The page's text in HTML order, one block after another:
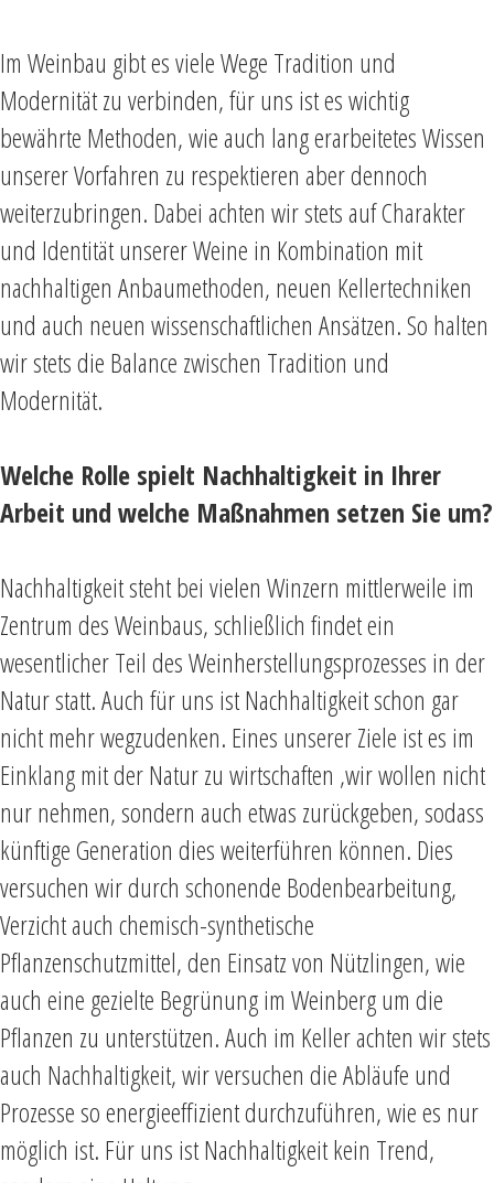
Im Weinbau gibt es viele Wege Tradition und
Modernität zu verbinden, für uns ist es wichtig
bewährte Methoden, wie auch lang erarbeitetes Wissen
unserer Vorfahren zu respektieren aber dennoch
weiterzubringen. Dabei achten wir stets auf Charakter
und Identität unserer Weine in Kombination mit
nachhaltigen Anbaumethoden, neuen Kellertechniken
und auch neuen wissenschaftlichen Ansätzen. So halten
wir stets die Balance zwischen Tradition und
Modernität.
Welche Rolle spielt Nachhaltigkeit in Ihrer
Arbeit und welche Maßnahmen setzen Sie um?
Nachhaltigkeit steht bei vielen Winzern mittlerweile im
Zentrum des Weinbaus, schließlich findet ein
wesentlicher Teil des Weinherstellungsprozesses in der
Natur statt. Auch für uns ist Nachhaltigkeit schon gar
nicht mehr wegzudenken. Eines unserer Ziele ist es im
Einklang mit der Natur zu wirtschaften ,wir wollen nicht
nur nehmen, sondern auch etwas zurückgeben, sodass
künftige Generation dies weiterführen können. Dies
versuchen wir durch schonende Bodenbearbeitung,
Verzicht auch chemisch-synthetische
Pflanzenschutzmittel, den Einsatz von Nützlingen, wie
auch eine gezielte Begrünung im Weinberg um die
Pflanzen zu unterstützen. Auch im Keller achten wir stets
auch Nachhaltigkeit, wir versuchen die Abläufe und
Prozesse so energieeffizient durchzuführen, wie es nur
möglich ist. Für uns ist Nachhaltigkeit kein Trend,